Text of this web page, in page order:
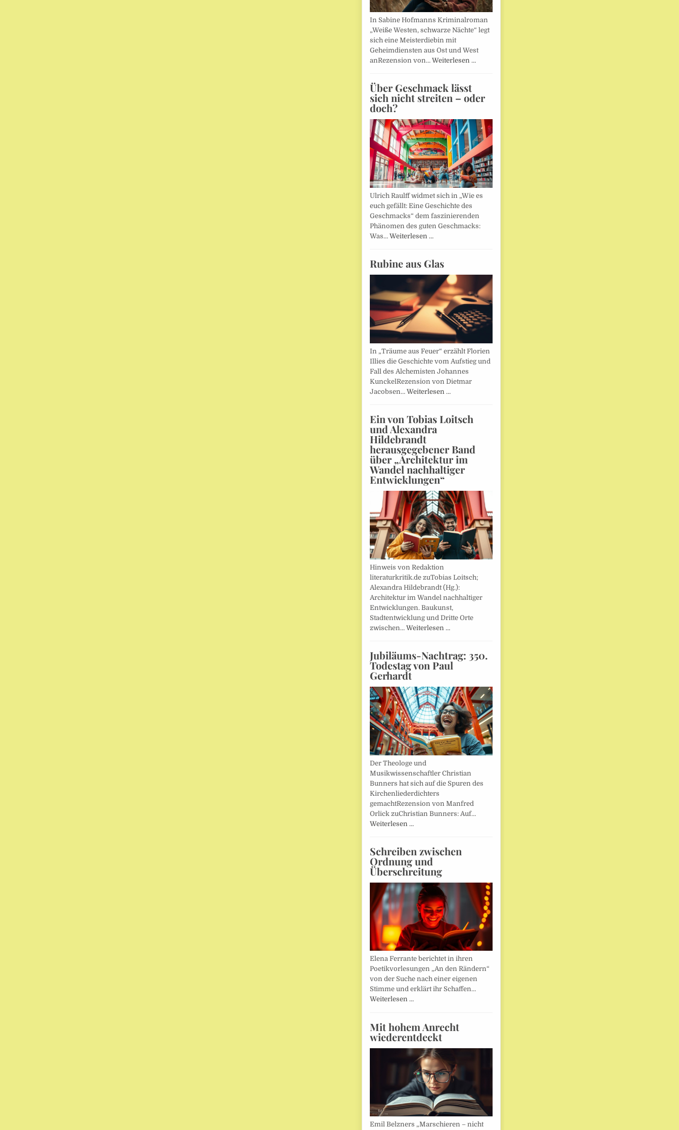
In Sabine Hofmanns Kriminalroman
„Weiße Westen, schwarze Nächte“ legt
sich eine Meisterdiebin mit
Geheimdiensten aus Ost und West
anRezension von… Weiterlesen …
Über Geschmack lässt
sich nicht streiten – oder
doch?
Ulrich Raulff widmet sich in „Wie es
euch gefällt: Eine Geschichte des
Geschmacks“ dem faszinierenden
Phänomen des guten Geschmacks:
Was… Weiterlesen …
Rubine aus Glas
In „Träume aus Feuer“ erzählt Florien
Illies die Geschichte vom Aufstieg und
Fall des Alchemisten Johannes
KunckelRezension von Dietmar
Jacobsen… Weiterlesen …
Ein von Tobias Loitsch
und Alexandra
Hildebrandt
herausgegebener Band
über „Architektur im
Wandel nachhaltiger
Entwicklungen“
Hinweis von Redaktion
literaturkritik.de zuTobias Loitsch;
Alexandra Hildebrandt (Hg.):
Architektur im Wandel nachhaltiger
Entwicklungen. Baukunst,
Stadtentwicklung und Dritte Orte
zwischen… Weiterlesen …
Jubiläums-Nachtrag: 350.
Todestag von Paul
Gerhardt
Der Theologe und
Musikwissenschaftler Christian
Bunners hat sich auf die Spuren des
Kirchenliederdichters
gemachtRezension von Manfred
Orlick zuChristian Bunners: Auf…
Weiterlesen …
Schreiben zwischen
Ordnung und
Überschreitung
Elena Ferrante berichtet in ihren
Poetikvorlesungen „An den Rändern“
von der Suche nach einer eigenen
Stimme und erklärt ihr Schaffen…
Weiterlesen …
Mit hohem Anrecht
wiederentdeckt
Emil Belzners „Marschieren – nicht